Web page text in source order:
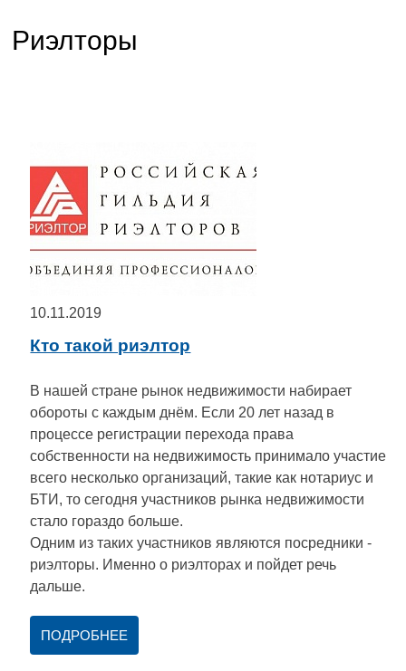
Риэлторы
10.11.2019
Кто такой риэлтор
В нашей стране рынок недвижимости набирает
обороты с каждым днём. Если 20 лет назад в
процессе регистрации перехода права
собственности на недвижимость принимало участие
всего несколько организаций, такие как нотариус и
БТИ, то сегодня участников рынка недвижимости
стало гораздо больше.
Одним из таких участников являются посредники -
риэлторы. Именно о риэлторах и пойдет речь
дальше.
ПОДРОБНЕЕ